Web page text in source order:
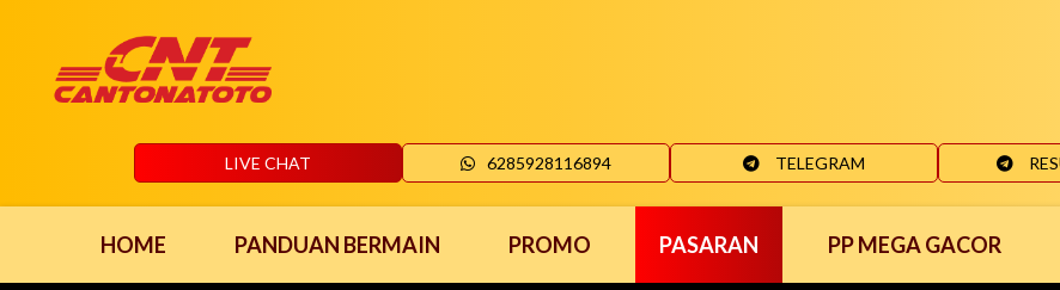
LIVE CHAT 6285928116894 TELEGRAM
HOME PANDUAN BERMAIN PROMO PASARAN PP MEGA GACOR